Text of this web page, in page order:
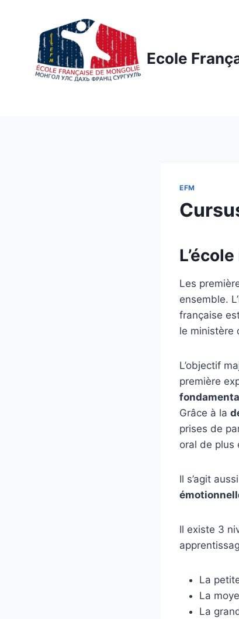
Ecole
EFM
Les
ensemble.
française
le ministère
L’objectif
première
Grâce à la
prises de
oral de plus
Il s’agit
Il existe 3
La
La
La